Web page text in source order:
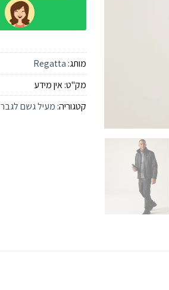
מותג: Regatta
מק"ט:אין מידע
קטגוריה: מעיל גשם לגבר